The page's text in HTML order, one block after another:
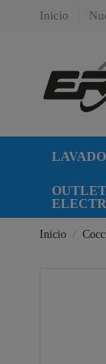
Inicio
LAVADO
OUTLET
Inicio